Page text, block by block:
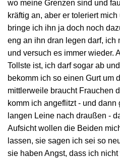
wo meine Grenzen sind und
kräftig an, aber er toleriert
bringe ich ihn ja doch noch
eng an ihn dran legen darf, ich
und versuch es immer wieder.
Tollste ist, ich darf sogar ab
bekomm ich so einen Gurt um
mittlerweile braucht Frauchen
komm ich angeflitzt - und dann
langen Leine nach draußen -
Aufsicht wollen die Beiden
lassen, sie sagen ich sei so
sie haben Angst, dass ich